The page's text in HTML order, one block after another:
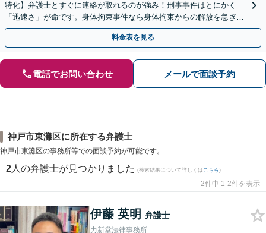
特化】弁護士とすぐに連絡が取れるのが強み！刑事事件はとにかく
「迅速さ」が命です。身体拘束事件なら身体拘束からの解放を急ぎま
す。示談交渉はお任せください。
料金表を見る
電話でお問い合わせ メールで面談予約
神戸市東灘区に所在する弁護士
神戸市東灘区の事務所等での面談予約が可能です。
2 人の弁護士が見つかりました (検索結果について詳しくは こちら)
2件中 1-2件を表示
伊藤 英明 弁護士
力新堂法律事務所